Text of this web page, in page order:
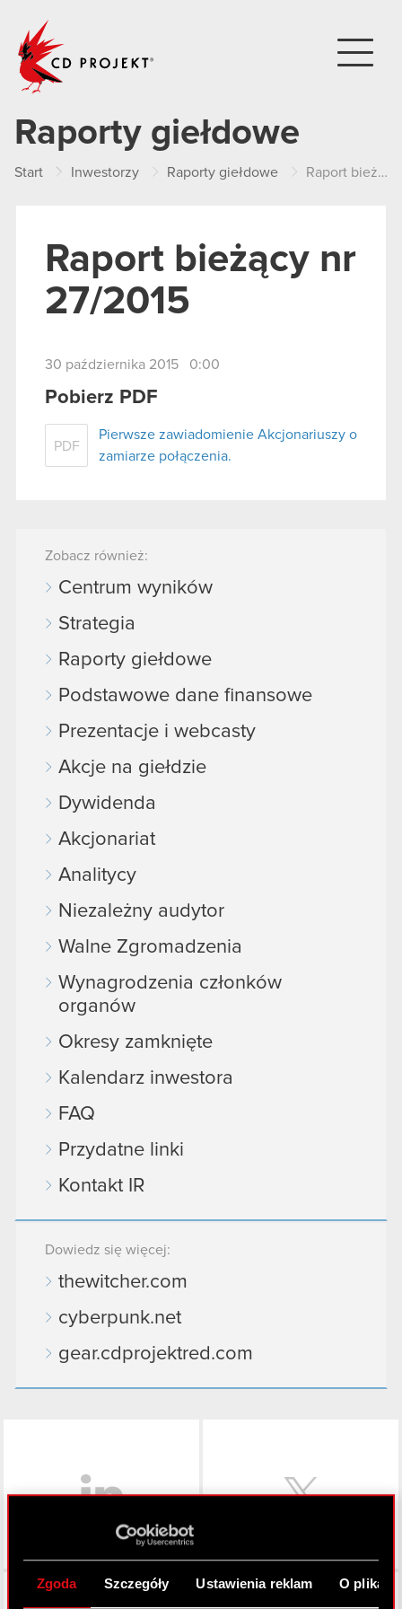
Zgoda Szczegóły Ustawienia reklam O
Raporty giełdowe
Start Inwestorzy Raporty giełdowe Raport bieżący nr 27/2015
Raport bieżący nr
27/2015
30 października 2015 0:00
Pobierz PDF
PDF
Pierwsze zawiadomienie Akcjonariuszy o
zamiarze połączenia.
Zobacz również:
Centrum wyników
Strategia
Raporty giełdowe
Podstawowe dane finansowe
Prezentacje i webcasty
Akcje na giełdzie
Dywidenda
Akcjonariat
Analitycy
Niezależny audytor
Walne Zgromadzenia
Wynagrodzenia członków
organów
Okresy zamknięte
Kalendarz inwestora
FAQ
Przydatne linki
Kontakt IR
Dowiedz się więcej:
thewitcher.com
cyberpunk.net
gear.cdprojektred.com
Facebook